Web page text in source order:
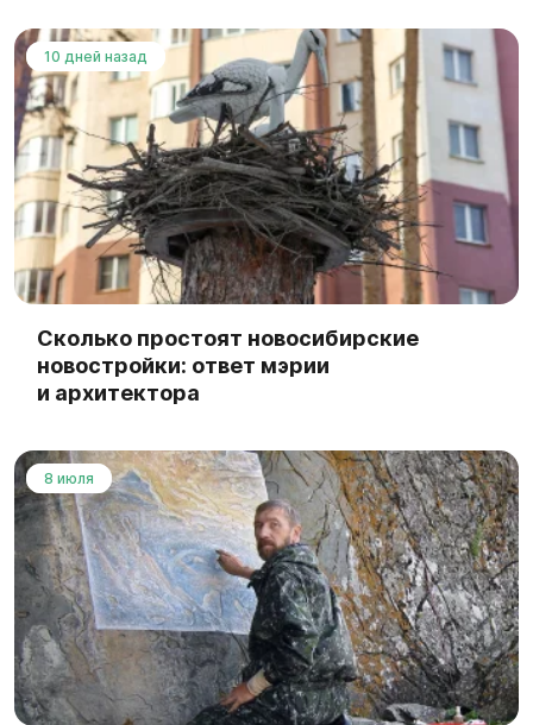
10 дней назад
Сколько простоят новосибирские
новостройки: ответ мэрии
и архитектора
8 июля